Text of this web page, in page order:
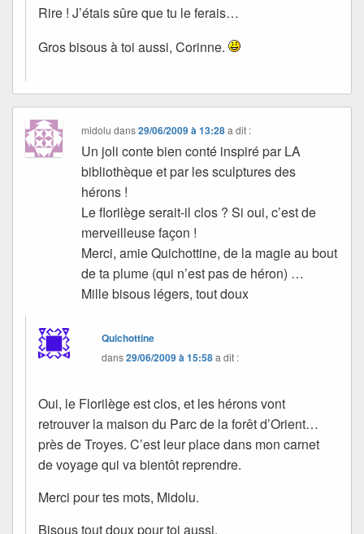
Rire ! J’étais sûre que tu le ferais…
Gros bisous à toi aussi, Corinne.
midolu dans29/06/2009 à 13:28 a dit :
Un joli conte bien conté inspiré par LA
bibliothèque et par les sculptures des
hérons !
Le florilège serait-il clos ? Si oui, c’est de
merveilleuse façon !
Merci, amie Quichottine, de la magie au bout
de ta plume (qui n’est pas de héron) …
Mille bisous légers, tout doux
Quichottine
dans29/06/2009 à 15:58a dit :
Oui, le Florilège est clos, et les hérons vont
retrouver la maison du Parc de la forêt d’Orient…
près de Troyes. C’est leur place dans mon carnet
de voyage qui va bientôt reprendre.
Merci pour tes mots, Midolu.
Bisous tout doux pour toi aussi.